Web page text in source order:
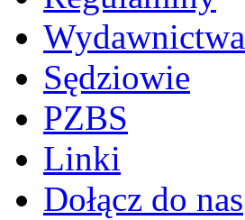
Wydawnictwa
Sędziowie
PZBS
Linki
Dołącz do nas